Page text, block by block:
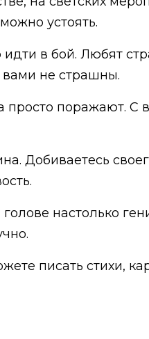
устоять.
в бой. Любят
вами не страшны.
просто поражают. С
Добиваетесь
настолько
писать стихи,